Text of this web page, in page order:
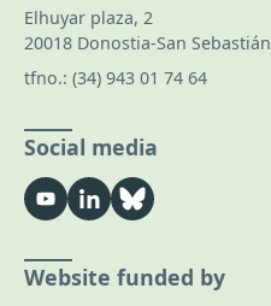
Elhuyar plaza, 2
20018 Donostia-San Sebastián
tfno.: (34) 943 01 74 64
Social media
Website funded by